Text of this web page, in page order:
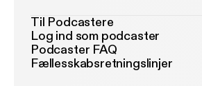
Til Podcastere
Log ind som podcaster
Podcaster FAQ
Fællesskabsretningslinjer